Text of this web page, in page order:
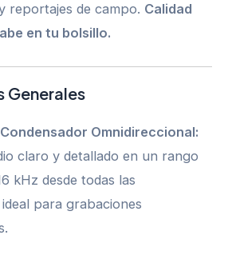
reportajes de campo. Calidad
en tu bolsillo.
Generales
Omnidireccional:
claro y detallado en un rango
kHz desde todas las
para grabaciones